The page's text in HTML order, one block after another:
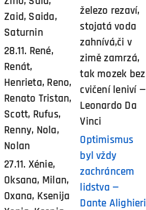
Zaid, Saida,
Saturnin
28.11. René,
Renát,
Henrieta, Reno,
Renato Tristan,
Scott, Rufus,
Renny, Nola,
Nolan
27.11. Xénie,
Oksana, Milan,
Oxana, Ksenija
železo rezaví,
stojatá voda
zahnívá,či v
zimě zamrzá,
tak mozek bez
cvičení leniví —
Leonardo Da
Vinci
Optimismus
byl vždy
zachráncem
lidstva —
Dante Alighieri